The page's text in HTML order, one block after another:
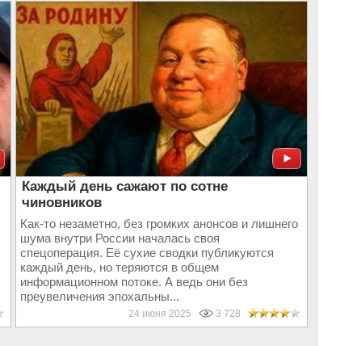
Каждый день сажают по сотне
чиновников
Как-то незаметно, без громких анонсов и лишнего
шума внутри России началась своя
спецоперация. Её сухие сводки публикуются
каждый день, но теряются в общем
информационном потоке. А ведь они без
преувеличения эпохальны...
24 июня 2025 3 728